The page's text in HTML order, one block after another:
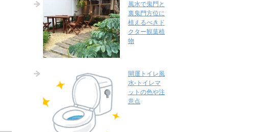
風水で鬼門と
裏鬼門方位に
植えるべきド
クター観葉植
物
開運トイレ風
水-トイレマ
ットの色や注
意点